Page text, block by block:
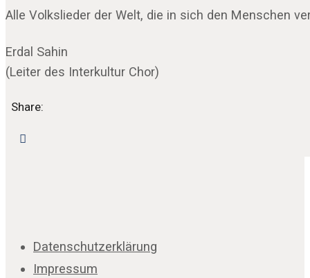
Alle Volkslieder der Welt, die in sich den Menschen
Erdal Sahin
(Leiter des Interkultur Chor)
Share:
Datenschutzerklärung
Impressum